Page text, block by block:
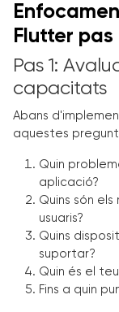
Flutter pas
Pas 1:
capacitats
Abans
aquestes
Quin
aplicació?
Quins són
usuaris?
Quins
suportar?
Quin és el
Fins a quin